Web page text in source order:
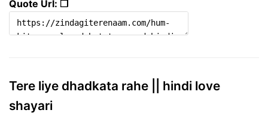
Quote Url: ❐
Tere liye dhadkata rahe || hindi love
shayari